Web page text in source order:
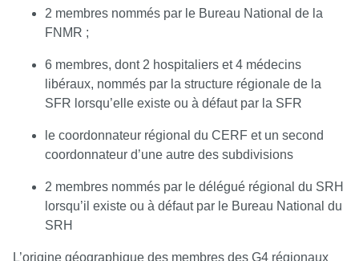
2 membres nommés par le Bureau National de la
FNMR ;
6 membres, dont 2 hospitaliers et 4 médecins
libéraux, nommés par la structure régionale de la
SFR lorsqu’elle existe ou à défaut par la SFR
le coordonnateur régional du CERF et un second
coordonnateur d’une autre des subdivisions
2 membres nommés par le délégué régional du SRH
lorsqu’il existe ou à défaut par le Bureau National du
SRH
L’origine géographique des membres des G4 régionaux